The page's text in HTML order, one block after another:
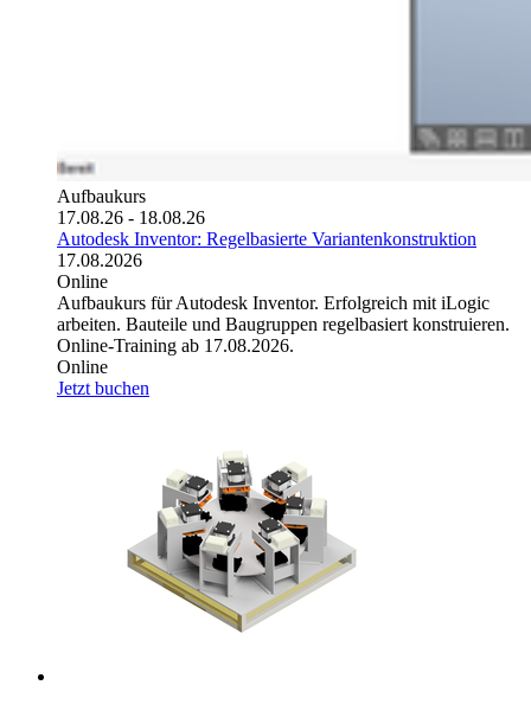
Aufbaukurs
17.08.26 - 18.08.26
Autodesk Inventor: Regelbasierte Variantenkonstruktion
17.08.2026
Online
Aufbaukurs für Autodesk Inventor. Erfolgreich mit iLogic
arbeiten. Bauteile und Baugruppen regelbasiert konstruieren.
Online-Training ab 17.08.2026.
Online
Jetzt buchen